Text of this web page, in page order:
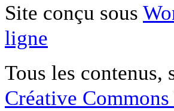
Site conçu sous
ligne
Tous les
Créative